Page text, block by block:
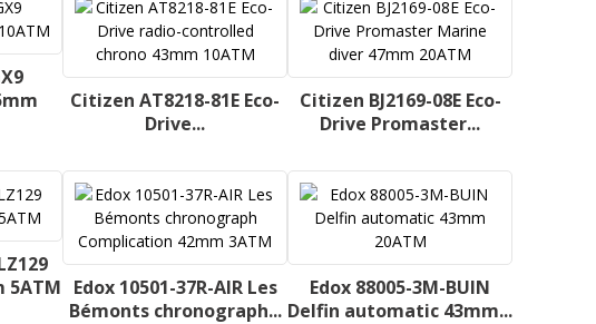
Citizen AT8218-81E Eco-
Drive...
Citizen BJ2169-08E Eco-
Drive Promaster...
5ATM Edox 10501-37R-AIR Les
Bémonts chronograph...
Edox 88005-3M-BUIN
Delfin automatic 43mm...